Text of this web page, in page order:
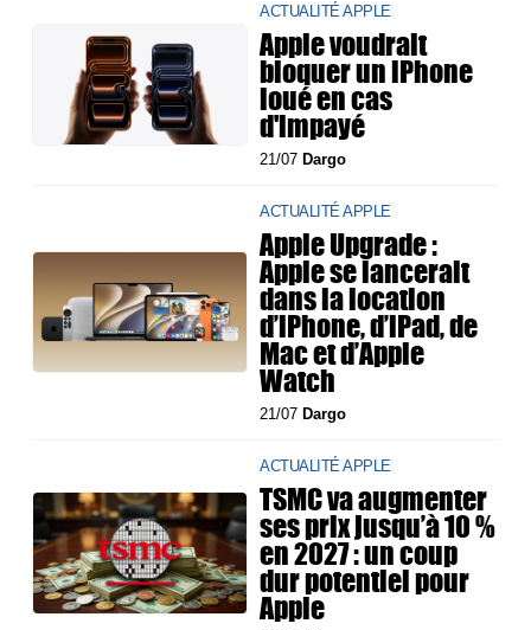
ACTUALITÉ APPLE
Apple voudrait
bloquer un iPhone
loué en cas
d'impayé
21/07Dargo
ACTUALITÉ APPLE
Apple Upgrade :
Apple se lancerait
dans la location
d’iPhone, d’iPad, de
Mac et d’Apple
Watch
21/07Dargo
ACTUALITÉ APPLE
TSMC va augmenter
ses prix jusqu’à 10 %
en 2027 : un coup
dur potentiel pour
Apple